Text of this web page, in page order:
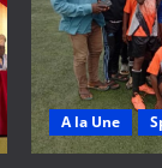
A la Une